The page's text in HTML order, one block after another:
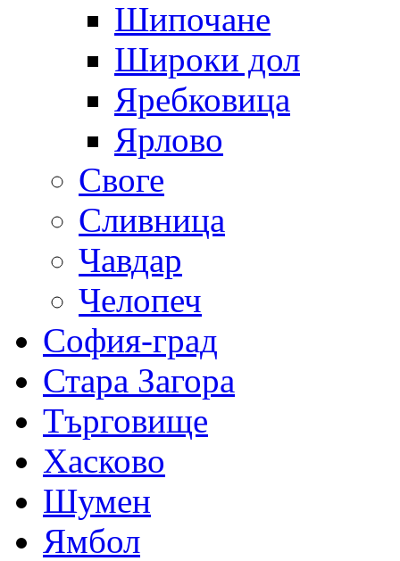
Шипочане
Широки дол
Яребковица
Ярлово
Своге
Сливница
Чавдар
Челопеч
София-град
Стара Загора
Търговище
Хасково
Шумен
Ямбол